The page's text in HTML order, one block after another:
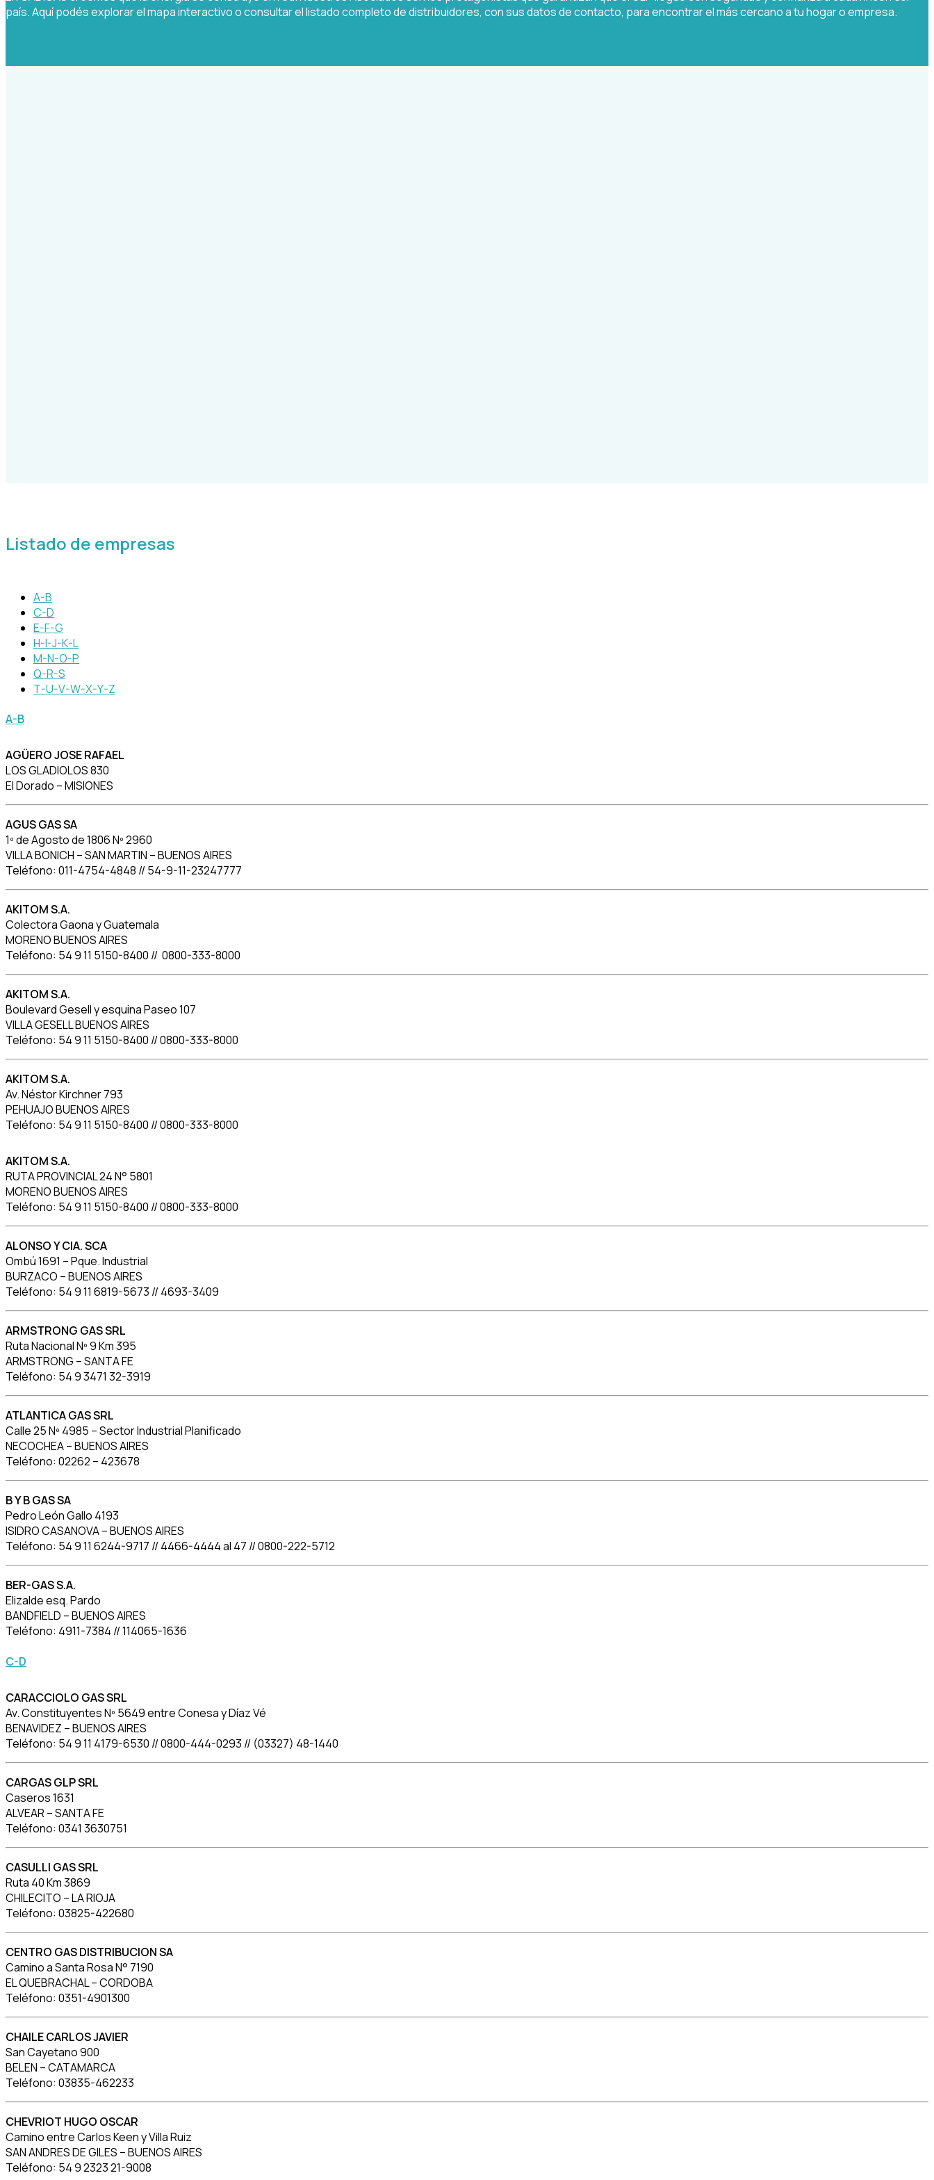
país. Aquí podés explorar el mapa interactivo o consultar el listado completo de distribuidores, con sus datos de contacto, para encontrar el más cercano a tu hogar o empresa.
Listado de empresas
A-B
C-D
E-F-G
H-I-J-K-L
M-N-O-P
Q-R-S
T-U-V-W-X-Y-Z
A-B
AGÜERO JOSE RAFAEL
LOS GLADIOLOS 830
El Dorado – MISIONES
AGUS GAS SA
1º de Agosto de 1806 Nº 2960
VILLA BONICH – SAN MARTIN – BUENOS AIRES
Teléfono: 011-4754-4848 // 54-9-11-23247777
AKITOM S.A.
Colectora Gaona y Guatemala
MORENO BUENOS AIRES
Teléfono: 54 9 11 5150-8400 // 0800-333-8000
AKITOM S.A.
Boulevard Gesell y esquina Paseo 107
VILLA GESELL BUENOS AIRES
Teléfono: 54 9 11 5150-8400 // 0800-333-8000
AKITOM S.A.
Av. Néstor Kirchner 793
PEHUAJO BUENOS AIRES
Teléfono: 54 9 11 5150-8400 // 0800-333-8000
AKITOM S.A.
RUTA PROVINCIAL 24 N° 5801
MORENO BUENOS AIRES
Teléfono: 54 9 11 5150-8400 // 0800-333-8000
ALONSO Y CIA. SCA
Ombú 1691 – Pque. Industrial
BURZACO – BUENOS AIRES
Teléfono: 54 9 11 6819-5673 // 4693-3409
ARMSTRONG GAS SRL
Ruta Nacional Nº 9 Km 395
ARMSTRONG – SANTA FE
Teléfono: 54 9 3471 32-3919
ATLANTICA GAS SRL
Calle 25 Nº 4985 – Sector Industrial Planificado
NECOCHEA – BUENOS AIRES
Teléfono: 02262 – 423678
B Y B GAS SA
Pedro León Gallo 4193
ISIDRO CASANOVA – BUENOS AIRES
Teléfono: 54 9 11 6244-9717 // 4466-4444 al 47 // 0800-222-5712
BER-GAS S.A.
Elizalde esq. Pardo
BANDFIELD – BUENOS AIRES
Teléfono: 4911-7384 // 114065-1636
C-D
CARACCIOLO GAS SRL
Av. Constituyentes Nº 5649 entre Conesa y Díaz Vé
BENAVIDEZ – BUENOS AIRES
Teléfono: 54 9 11 4179-6530 // 0800-444-0293 // (03327) 48-1440
CARGAS GLP SRL
Caseros 1631
ALVEAR – SANTA FE
Teléfono: 0341 3630751
CASULLI GAS SRL
Ruta 40 Km 3869
CHILECITO – LA RIOJA
Teléfono: 03825-422680
CENTRO GAS DISTRIBUCION SA
Camino a Santa Rosa N° 7190
EL QUEBRACHAL – CORDOBA
Teléfono: 0351-4901300
CHAILE CARLOS JAVIER
San Cayetano 900
BELEN – CATAMARCA
Teléfono: 03835-462233
CHEVRIOT HUGO OSCAR
Camino entre Carlos Keen y Villa Ruiz
SAN ANDRES DE GILES – BUENOS AIRES
Teléfono: 54 9 2323 21-9008